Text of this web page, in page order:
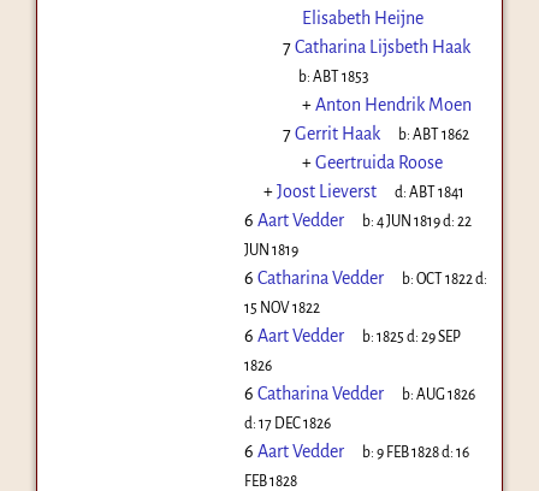
Elisabeth Heijne
7Catharina Lijsbeth Haak
b:ABT 1853
+Anton Hendrik Moen
7Gerrit Haak b:ABT 1862
+Geertruida Roose
+Joost Lieverst d:ABT 1841
6 Aart Vedder b:4 JUN 1819d:22
JUN 1819
6 Catharina Vedder b:OCT 1822 d:
15 NOV 1822
6 Aart Vedder b:1825 d:29 SEP
1826
6 Catharina Vedder b:AUG 1826
d: 17 DEC 1826
6 Aart Vedder b:9 FEB 1828d:16
FEB 1828